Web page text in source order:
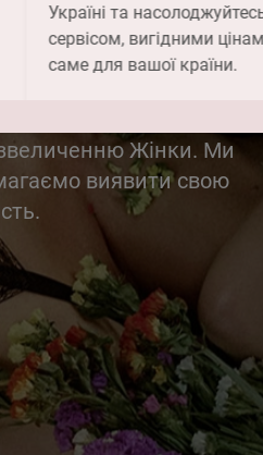
Україні та
сервісом, вигідними
саме для вашої країни.
Жінки. Ми
виявити свою